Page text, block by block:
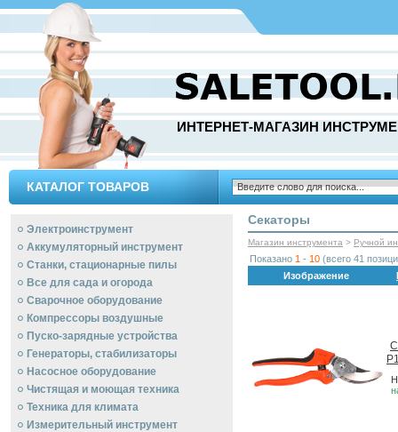
ИНТЕРНЕТ-МАГАЗИН
КАТАЛОГ ТОВАРОВ
Электроинструмент
Аккумуляторный инструмент
Станки, стационарные пилы
Все для сада и огорода
Сварочное оборудование
Компрессоры воздушные
Пуско-зарядные устройства
Генераторы, стабилизаторы
Насосное оборудование
Чистящая и моющая техника
Техника для климата
Измерительный инструмент
Секаторы
Магазин инструмента > Ручной
Показано 1 - 10 (всего 41
Изображение